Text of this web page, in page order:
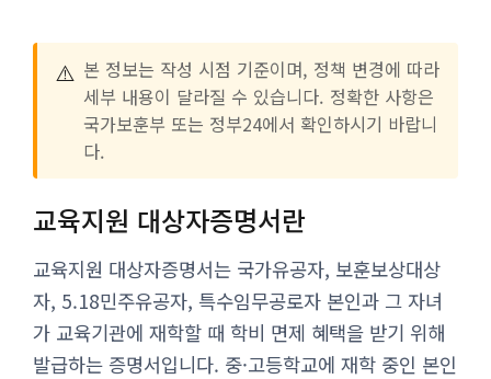
⚠️ 본 정보는 작성 시점 기준이며, 정책 변경에 따라
세부 내용이 달라질 수 있습니다. 정확한 사항은
국가보훈부 또는 정부24에서 확인하시기 바랍니
다.
교육지원 대상자증명서란
교육지원 대상자증명서는 국가유공자, 보훈보상대상
자, 5.18민주유공자, 특수임무공로자 본인과 그 자녀
가 교육기관에 재학할 때 학비 면제 혜택을 받기 위해
발급하는 증명서입니다. 중·고등학교에 재학 중인 본인